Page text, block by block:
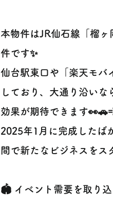
本物件はJR仙石線「榴
件です✨
仙台駅東口や「楽天モバ
しており、大通り沿い
効果が期待できます
2025年1月に完成したば
間で新たなビジネスをス
🏟️ イベント需要を取り